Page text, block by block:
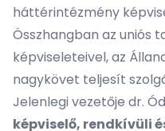
háttérintézmény
Összhangban az uniós
képviseleteivel, az
nagykövet teljesít
Jelenlegi vezetője dr.
képviselő, rendkívüli